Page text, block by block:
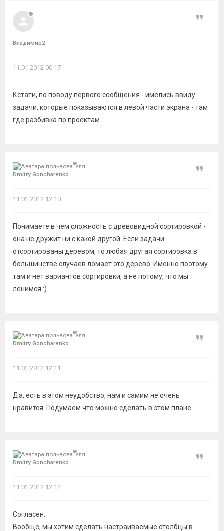
Владимир2
Цитата
11.01.2012 00:17
Кстати, по поводу первого сообщения - имелись ввиду
задачи, которые показываются в левой части экрана - там
где разбивка по проектам.
Dmitry Goncharenko
Цитата
11.01.2012 12:10
Понимаете в чем сложность с древовидной сортировкой -
она не дружит ни с какой другой. Если задачи
отсортированы деревом, то любая другая сортировка в
большинстве случаев ломает это дерево. Именно поэтому
там и нет вариантов сортировки, а не потому, что мы
ленимся :)
Dmitry Goncharenko
Цитата
11.01.2012 12:11
Да, есть в этом неудобство, нам и самим не очень
нравится. Подумаем что можно сделать в этом плане.
Dmitry Goncharenko
Цитата
11.01.2012 12:12
Согласен.
Вообще, мы хотим сделать настраиваемые столбцы в